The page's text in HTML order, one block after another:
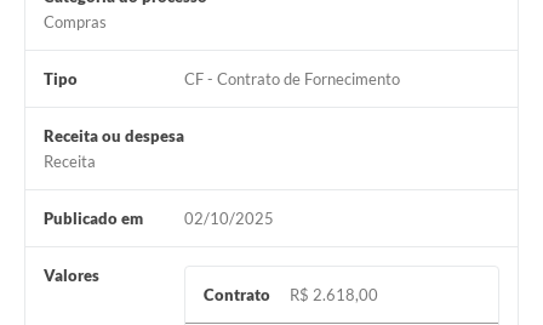
Compras
Tipo CF - Contrato de Fornecimento
Receita ou despesa
Receita
Publicado em 02/10/2025
Valores
Contrato
R$ 2.618,00